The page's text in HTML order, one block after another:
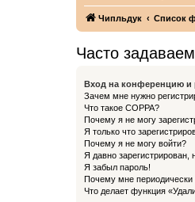
Чипльдук Список
Часто
Вход на конференцию и
Зачем мне нужно
Что такое COPPA?
Почему я не могу
Я только что
Почему я не могу войти?
Я давно зарегистрирован,
Я забыл пароль!
Почему мне периодически
Что делает функция